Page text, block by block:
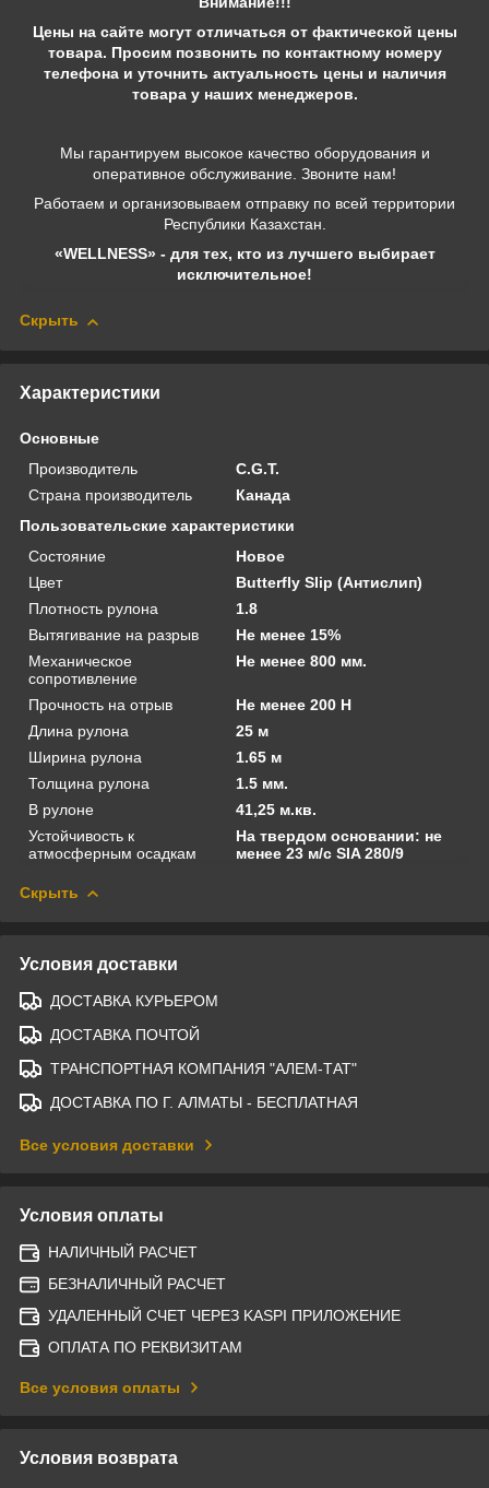
Цены на сайте могут отличаться от фактической цены
товара. Просим позвонить по контактному номеру
телефона и уточнить актуальность цены и наличия
товара у наших менеджеров.
Мы гарантируем высокое качество оборудования и
оперативное обслуживание. Звоните нам!
Работаем и организовываем отправку по всей территории
Республики Казахстан.
«WELLNESS» - для тех, кто из лучшего выбирает
исключительное!
Скрыть
Характеристики
Основные
Производитель
C.G.T.
Страна производитель
Канада
Пользовательские характеристики
Состояние
Новое
Цвет
Butterfly Slip (Антислип)
Плотность рулона
1.8
Вытягивание на разрыв
Не менее 15%
Механическое
сопротивление
Не менее 800 мм.
Прочность на отрыв
Не менее 200 Н
Длина рулона
25 м
Ширина рулона
1.65 м
Толщина рулона
1.5 мм.
В рулоне
41,25 м.кв.
Устойчивость к
атмосферным осадкам
На твердом основании: не
менее 23 м/с SIA 280/9
Скрыть
Условия доставки
ДОСТАВКА КУРЬЕРОМ
ДОСТАВКА ПОЧТОЙ
ТРАНСПОРТНАЯ КОМПАНИЯ "АЛЕМ-ТАТ"
ДОСТАВКА ПО Г. АЛМАТЫ - БЕСПЛАТНАЯ
Все условия доставки
Условия оплаты
НАЛИЧНЫЙ РАСЧЕТ
БЕЗНАЛИЧНЫЙ РАСЧЕТ
УДАЛЕННЫЙ СЧЕТ ЧЕРЕЗ KASPI ПРИЛОЖЕНИЕ
ОПЛАТА ПО РЕКВИЗИТАМ
Все условия оплаты
Условия возврата